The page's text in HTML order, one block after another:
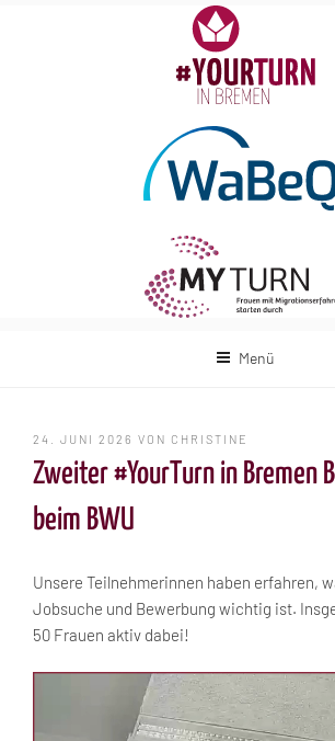
Menü
VERÖFFENTLICHT
24. JUNI 2026 VON CHRISTINE
Zweiter #YourTurn in Bremen
beim BWU
Unsere Teilnehmerinnen haben erfahren,
Jobsuche und Bewerbung wichtig ist.
50 Frauen aktiv dabei!